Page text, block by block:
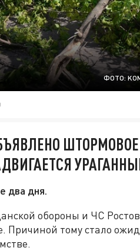
ФОТО:
ШТОРМОВОЕ
два дня.
обороны и ЧС
Причиной тому стало